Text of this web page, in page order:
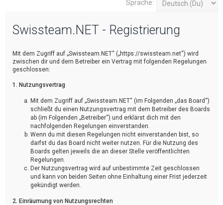
Sprache:
Swissteam.NET - Registrierung
Mit dem Zugriff auf „Swissteam.NET“ („https://swissteam.net“) wird
zwischen dir und dem Betreiber ein Vertrag mit folgenden Regelungen
geschlossen:
1. Nutzungsvertrag
Mit dem Zugriff auf „Swissteam.NET“ (im Folgenden „das Board“)
schließt du einen Nutzungsvertrag mit dem Betreiber des Boards
ab (im Folgenden „Betreiber“) und erklärst dich mit den
nachfolgenden Regelungen einverstanden.
Wenn du mit diesen Regelungen nicht einverstanden bist, so
darfst du das Board nicht weiter nutzen. Für die Nutzung des
Boards gelten jeweils die an dieser Stelle veröffentlichten
Regelungen.
Der Nutzungsvertrag wird auf unbestimmte Zeit geschlossen
und kann von beiden Seiten ohne Einhaltung einer Frist jederzeit
gekündigt werden.
2. Einräumung von Nutzungsrechten